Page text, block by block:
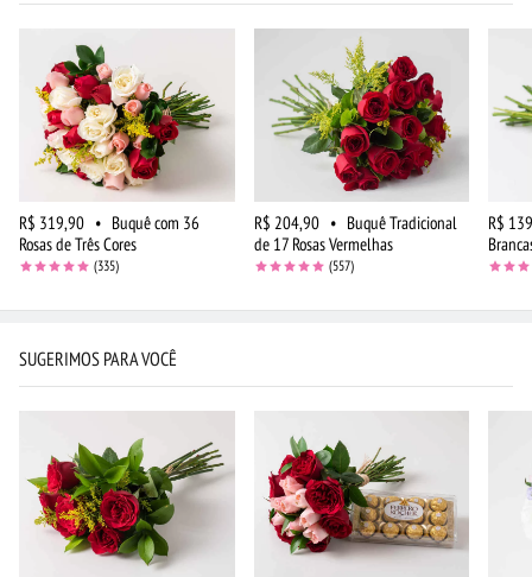
R$ 319,90 • Buquê com 36
Rosas de Três Cores
(335)
R$ 204,90 • Buquê Tradicional
de 17 Rosas Vermelhas
(557)
R$
SUGERIMOS PARA VOCÊ